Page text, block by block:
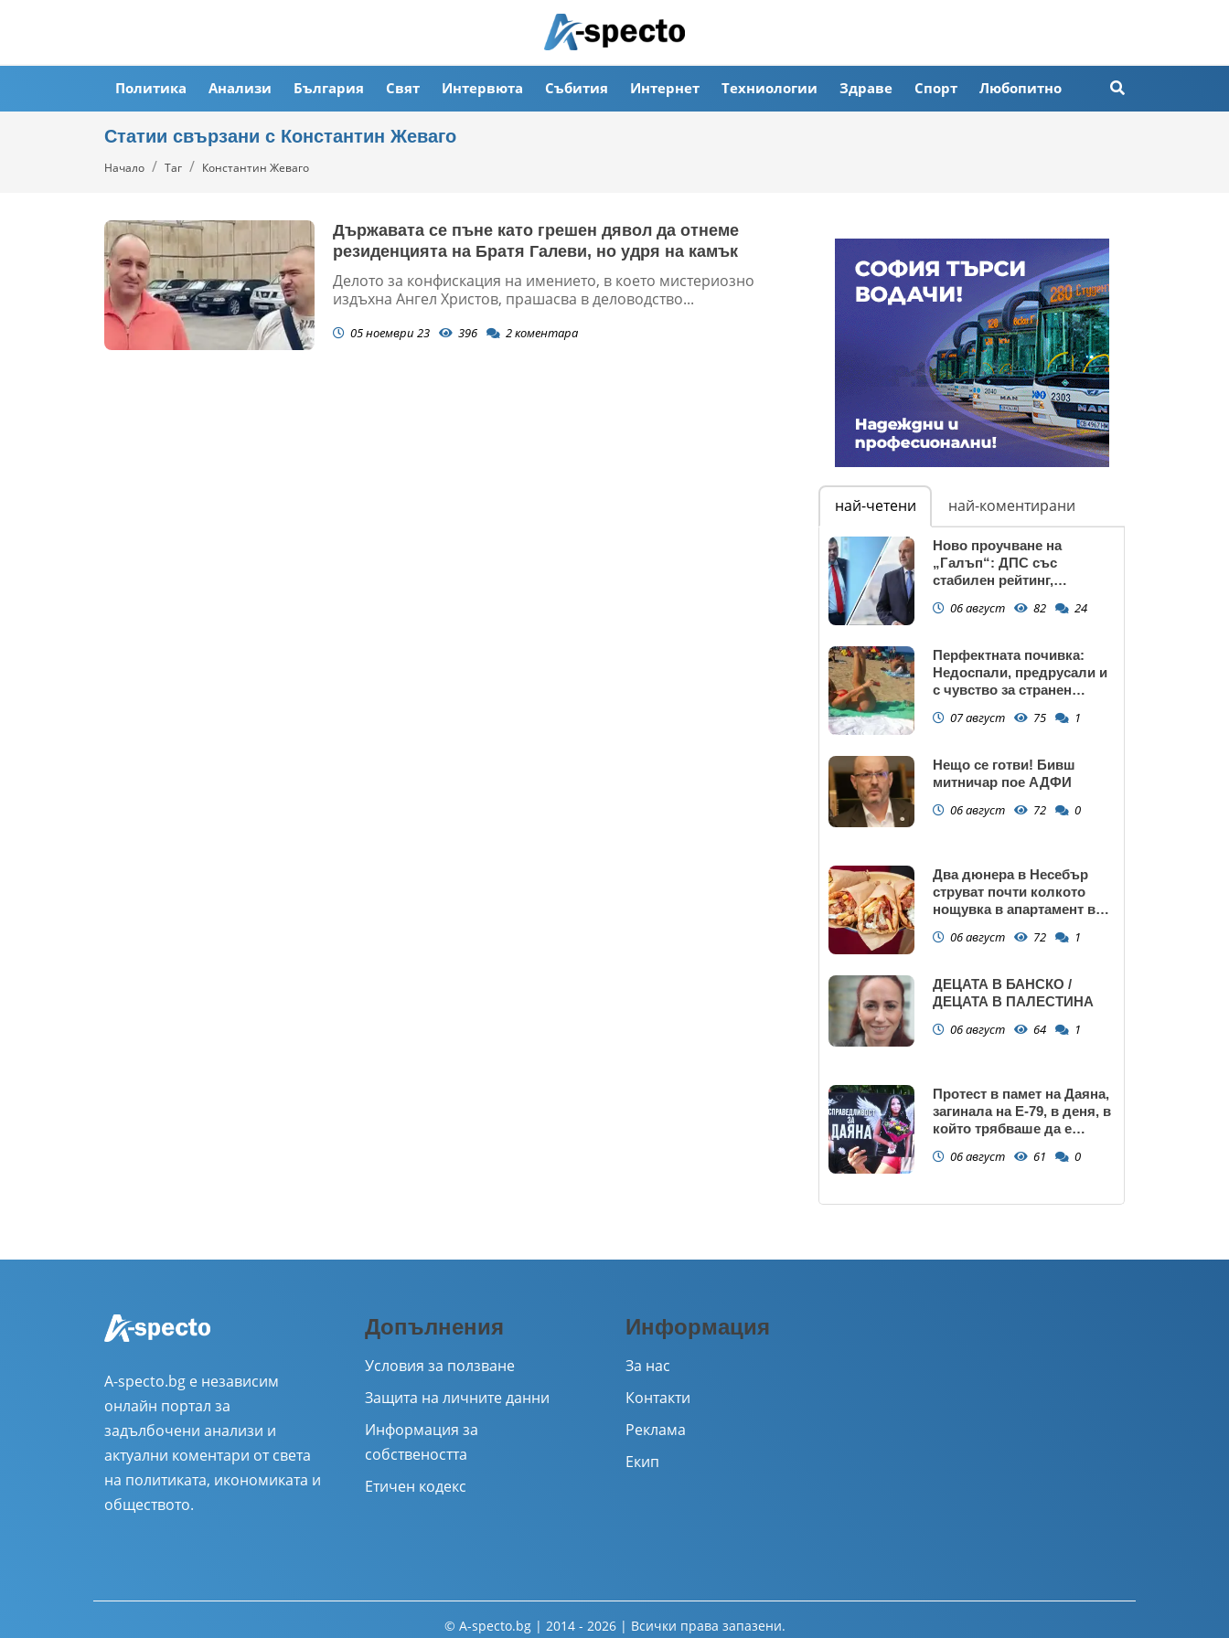
Политика Анализи България Свят Интервюта Събития Интернет Техниологии Здраве Спорт Любопитно
Статии свързани с Константин Жеваго
Начало Таг Константин Жеваго
Държавата се пъне като грешен дявол да отнеме
резиденцията на Братя Галеви, но удря на камък
Делото за конфискация на имението, в което мистериозно
издъхна Ангел Христов, прашасва в деловодство...
05 ноември 23 396 2коментара
най-четени най-коментирани
Ново проучване на
„Галъп“: ДПС със
стабилен рейтинг,
запазва
06 август 82 24
Перфектната почивка:
Недоспали, предрусали и
с чувство за странен
07 август 75 1
Нещо се готви! Бивш
митничар пое АДФИ
06 август 72 0
Два дюнера в Несебър
струват почти колкото
нощувка в апартамент в
06 август 72 1
ДЕЦАТА В БАНСКО /
ДЕЦАТА В ПАЛЕСТИНА
06 август 64 1
Протест в памет на Даяна,
загинала на Е-79, в деня, в
който трябваше да е
06 август 61 0
A-specto.bg е независим
онлайн портал за
задълбочени анализи и
актуални коментари от света
на политиката, икономиката и
обществото.
Допълнения
Условия за ползване
Защита на личните данни
Информация за
собствеността
Етичен кодекс
Информация
За нас
Контакти
Реклама
Екип
© A-specto.bg | 2014 - 2026 | Всички права запазени.